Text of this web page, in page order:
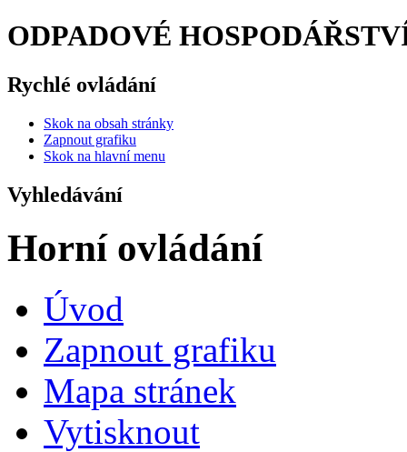
ODPADOVÉ
Rychlé ovládání
Skok na obsah stránky
Zapnout grafiku
Skok na hlavní menu
Vyhledávání
Horní ovládání
Úvod
Zapnout grafiku
Mapa stránek
Vytisknout